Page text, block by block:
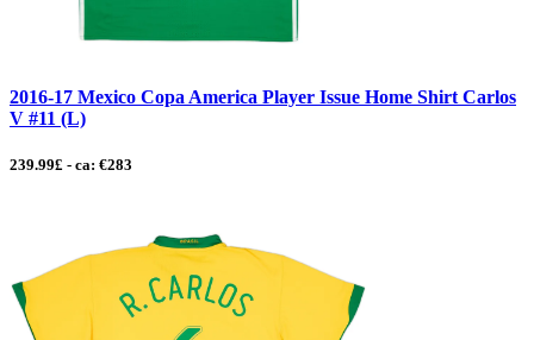
2016-17 Mexico Copa America Player Issue Home Shirt Carlos
V #11 (L)
239.99£ - ca: €283